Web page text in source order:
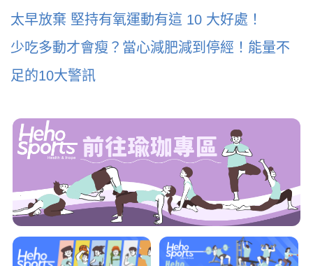
太早放棄 堅持有氧運動有這 10 大好處！
少吃多動才會瘦？當心減肥減到停經！能量不
足的10大警訊